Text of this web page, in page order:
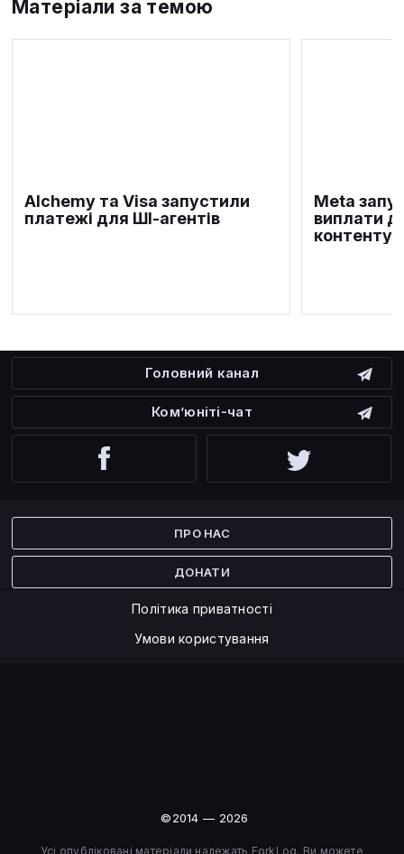
Матеріали за темою
Alchemy та Visa запустили
платежі для ШІ-агентів
Meta
виплати
контенту
Головний канал
Ком’юніті-чат
ПРО НАС
ДОНАТИ
Політика приватності
Умови користування
©2014 — 2026
Усі опубліковані матеріали належать ForkLog. Ви можете